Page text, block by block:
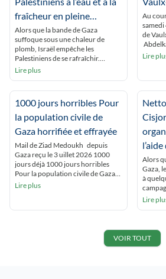
fraîcheur en pleine
canicule
Alors que la bande de Gaza
suffoque sous une chaleur de
plomb, Israël empêche les
Palestiniens de se rafraîchir.
Humanitaires et experts
Beyrouth (correspondance) À
Gaza, les Palestiniens étouffent.
Sous les tentes, dans une humidité
totale due à l’absence de vent et à la
[…]
Lire plus
Au
samedi
de
peuple
du
Lire
1000 jours horribles Pour
la population civile de
Gaza horrifiée et effrayée
Mail de Ziad Medoukh depuis
Gaza reçu le 3 uillet 2026 1000
jours déjà 1000 jours horribles
Pour la population civile de Gaza
horrifiée et effrayée 1000 jours
1000 jours horribles pour une
terrifiée Pas de vie à Gaza dans ce
Lire plus
Alors
Gaza,
à
Lire
VOIR TOUT